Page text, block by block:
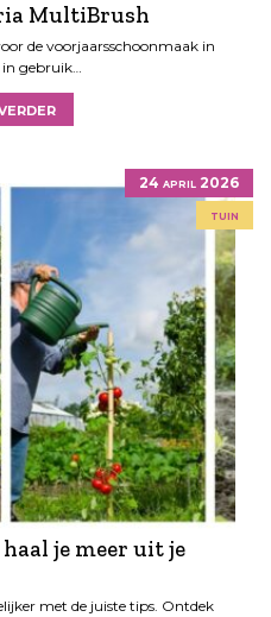
MultiBrush
de voorjaarsschoonmaak in
gebruik…
24 april 2026
tuin
je meer uit je
met de juiste tips. Ontdek